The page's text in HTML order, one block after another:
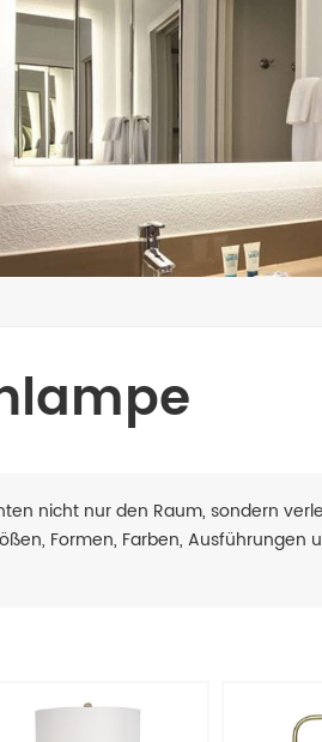
nicht nur den Raum, sondern
Formen, Farben, Ausführungen